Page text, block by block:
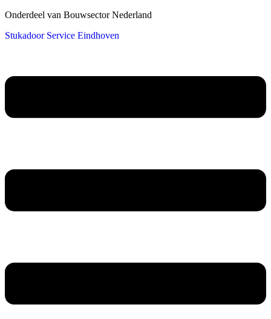
Onderdeel van Bouwsector Nederland
Stukadoor Service Eindhoven